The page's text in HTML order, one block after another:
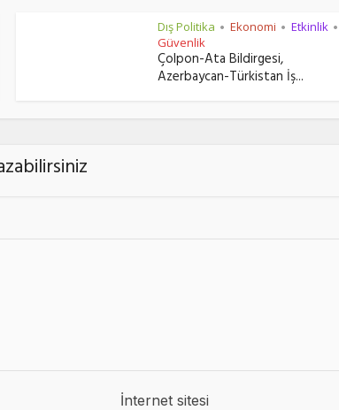
Dış Politika • Ekonomi • Etkinlik •
Güvenlik
Çolpon-Ata Bildirgesi,
Azerbaycan-Türkistan İş...
İnternet sitesi